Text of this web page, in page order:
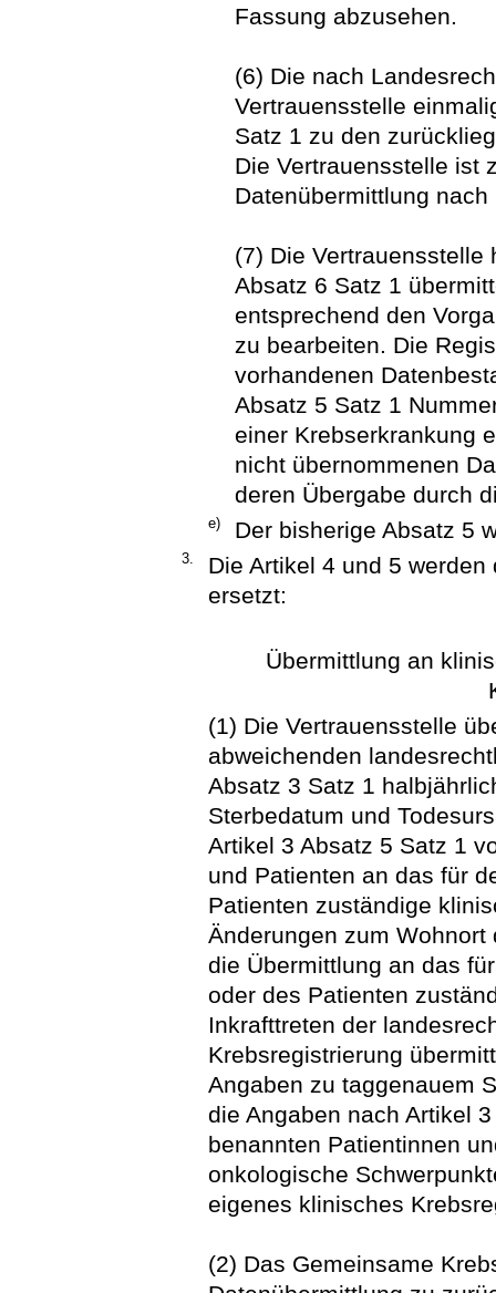
Fassung abzusehen.
(6) Die nach
Vertrauensstelle
Satz 1 zu den
Die Vertrauensstelle ist
Datenübermittlung
(7) Die Vertrauensstelle
Absatz 6 Satz 1
entsprechend den
zu bearbeiten. Die
vorhandenen
Absatz 5 Satz 1
einer Krebserkrankung
nicht übernommenen
deren Übergabe durch
e) Der bisherige Absatz 5
3.
Die Artikel 4 und 5
ersetzt:
Übermittlung an
(1) Die Vertrauensstelle
abweichenden
Absatz 3 Satz 1
Sterbedatum und
Artikel 3 Absatz 5 Satz 1
und Patienten an das für
Patienten zuständige
Änderungen zum
die Übermittlung an das
oder des Patienten
Inkrafttreten der
Krebsregistrierung
Angaben zu taggenauem
die Angaben nach Artikel
benannten Patientinnen
onkologische
eigenes klinisches
(2) Das Gemeinsame